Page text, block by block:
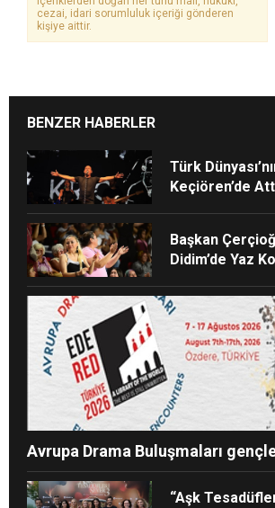
cezai, idari sorumluluk içeriği gönderen
kişiye aittir.
BENZER HABERLER
Türk
Keçiören’de
Başkan
Didim’de Yaz
Avrupa Drama Buluşmaları
“Aşk